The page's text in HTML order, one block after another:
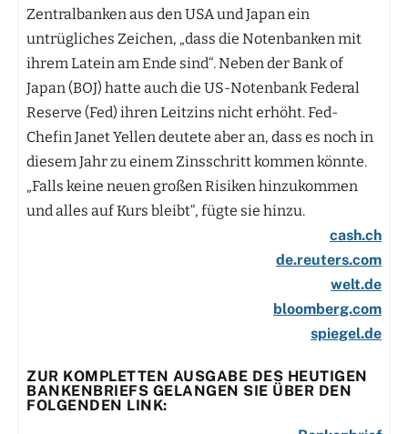
Zentralbanken aus den USA und Japan ein
untrügliches Zeichen, „dass die Notenbanken mit
ihrem Latein am Ende sind“. Neben der Bank of
Japan (BOJ) hatte auch die US-Notenbank Federal
Reserve (Fed) ihren Leitzins nicht erhöht. Fed-
Chefin Janet Yellen deutete aber an, dass es noch in
diesem Jahr zu einem Zinsschritt kommen könnte.
„Falls keine neuen großen Risiken hinzukommen
und alles auf Kurs bleibt“, fügte sie hinzu.
cash.ch
de.reuters.com
welt.de
bloomberg.com
spiegel.de
ZUR KOMPLETTEN AUSGABE DES HEUTIGEN
BANKENBRIEFS GELANGEN SIE ÜBER DEN
FOLGENDEN LINK: